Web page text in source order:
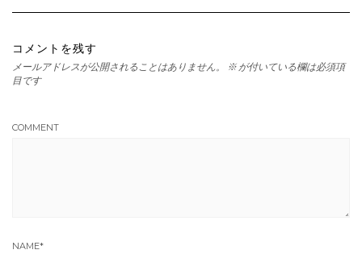
コメントを残す
メールアドレスが公開されることはありません。 ※ が付いている欄は必須項
目です
COMMENT
NAME*